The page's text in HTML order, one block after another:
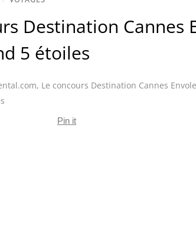
Destination Cannes
5 étoiles
, Le concours Destination Cannes
Pin it